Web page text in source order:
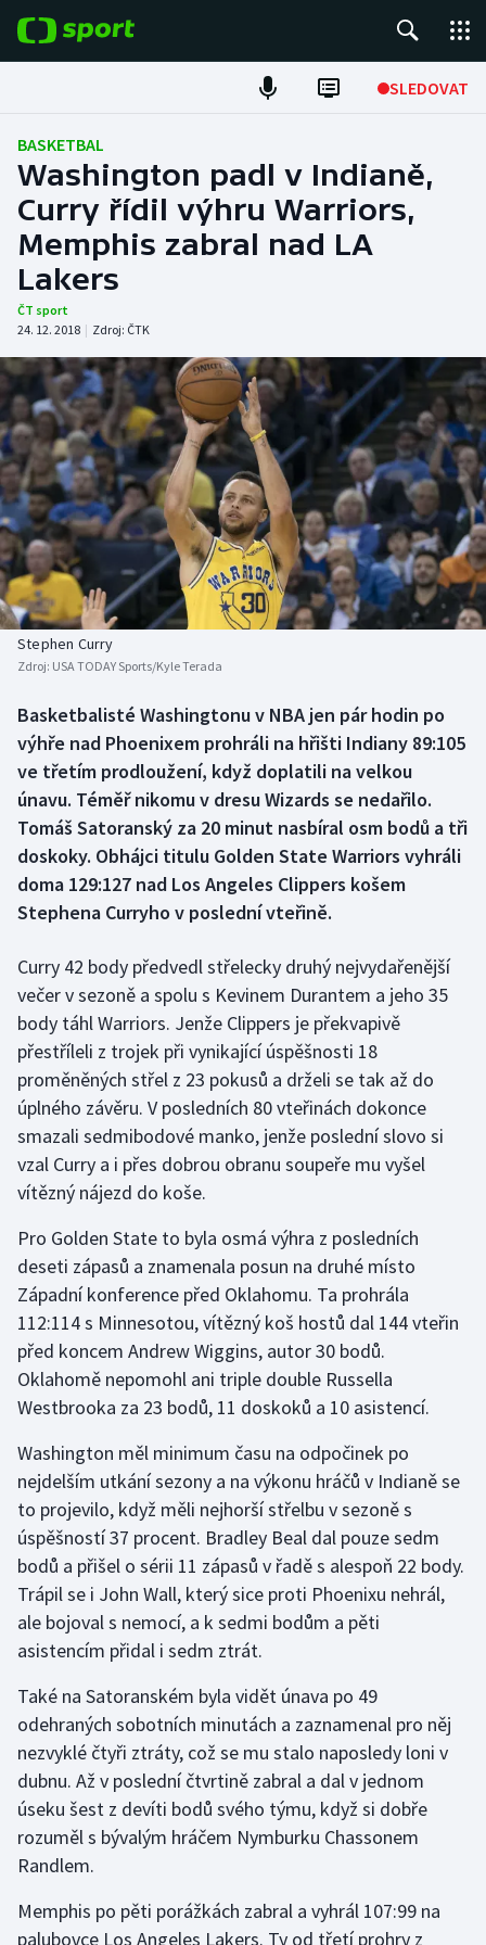
SLEDOVAT
Fotbal
Hokej
Tenis
Atletika
DALŠÍ SPORTY
Americký fotbal
Baseball a softbal
Basketbal
Biatlon
Boby a skeleton
Box
Curling
Dostihy
Florbal
Futsal
Golf
Gymnastika
Házená
Jezdectví
Judo
Krasobruslení
Lezení
Lyže a snowboard
Moderní pětiboj
Olympijské hry
Parasport
Plavání
Plážový volejbal
Ragby
Rychlobruslení
Rychlostní kanoistika
Short track
Sportovní střelba
NEPŘEHLÉDNĚTE
Soutěže
Historické návraty
Aplikace ČT sport
AZ kvíz
BASKETBAL
Washington padl v Indianě,
Curry řídil výhru Warriors,
Memphis zabral nad LA
Lakers
ČT sport
24. 12. 2018 | Zdroj: ČTK
Stephen Curry
Zdroj: USA TODAY Sports/Kyle Terada
Basketbalisté Washingtonu v NBA jen pár hodin po
výhře nad Phoenixem prohráli na hřišti Indiany 89:105
ve třetím prodloužení, když doplatili na velkou
únavu. Téměř nikomu v dresu Wizards se nedařilo.
Tomáš Satoranský za 20 minut nasbíral osm bodů a tři
doskoky. Obhájci titulu Golden State Warriors vyhráli
doma 129:127 nad Los Angeles Clippers košem
Stephena Curryho v poslední vteřině.
Curry 42 body předvedl střelecky druhý nejvydařenější
večer v sezoně a spolu s Kevinem Durantem a jeho 35
body táhl Warriors. Jenže Clippers je překvapivě
přestříleli z trojek při vynikající úspěšnosti 18
proměněných střel z 23 pokusů a drželi se tak až do
úplného závěru. V posledních 80 vteřinách dokonce
smazali sedmibodové manko, jenže poslední slovo si
vzal Curry a i přes dobrou obranu soupeře mu vyšel
vítězný nájezd do koše.
Pro Golden State to byla osmá výhra z posledních
deseti zápasů a znamenala posun na druhé místo
Západní konference před Oklahomu. Ta prohrála
112:114 s Minnesotou, vítězný koš hostů dal 144 vteřin
před koncem Andrew Wiggins, autor 30 bodů.
Oklahomě nepomohl ani triple double Russella
Westbrooka za 23 bodů, 11 doskoků a 10 asistencí.
Washington měl minimum času na odpočinek po
nejdelším utkání sezony a na výkonu hráčů v Indianě se
to projevilo, když měli nejhorší střelbu v sezoně s
úspěšností 37 procent. Bradley Beal dal pouze sedm
bodů a přišel o sérii 11 zápasů v řadě s alespoň 22 body.
Trápil se i John Wall, který sice proti Phoenixu nehrál,
ale bojoval s nemocí, a k sedmi bodům a pěti
asistencím přidal i sedm ztrát.
Také na Satoranském byla vidět únava po 49
odehraných sobotních minutách a zaznamenal pro něj
nezvyklé čtyři ztráty, což se mu stalo naposledy loni v
dubnu. Až v poslední čtvrtině zabral a dal v jednom
úseku šest z devíti bodů svého týmu, když si dobře
rozuměl s bývalým hráčem Nymburku Chassonem
Randlem.
Memphis po pěti porážkách zabral a vyhrál 107:99 na
palubovce Los Angeles Lakers. Ty od třetí prohry z